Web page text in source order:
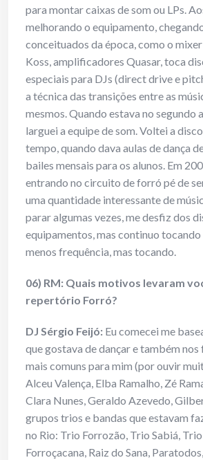
para montar caixas de som ou LPs.
melhorando o equipamento,
conceituados da época, como o
Koss, amplificadores Quasar, toca
especiais para DJs (direct drive e
a técnica das transições entre as
mesmos. Quando estava no segundo
larguei a equipe de som. Voltei a
tempo, quando dava aulas de dança
bailes mensais para os alunos. Em
entrando no circuito de forró pé de
uma quantidade interessante de
parar algumas vezes, me desfiz dos
equipamentos, mas continuo tocando
menos frequência, mas tocando.
06) RM: Quais motivos levaram
repertório Forró?
DJ Sérgio Feijó: Eu comecei me
que gostava de dançar e também
mais comuns para mim (por ouvir
Alceu Valença, Elba Ramalho, Zé
Clara Nunes, Geraldo Azevedo,
grupos trios e bandas que estavam
no Rio: Trio Forrozão, Trio Sabiá,
Forroçacana, Raiz do Sana,